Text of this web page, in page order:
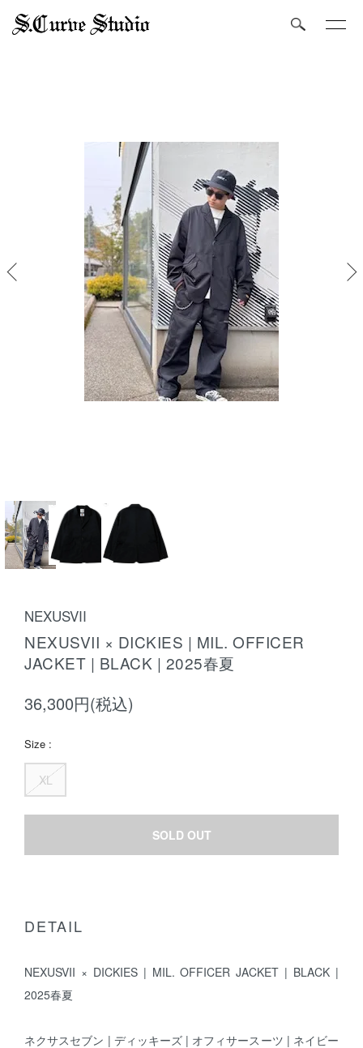
NEXUSVII
NEXUSVII × DICKIES | MIL. OFFICER
JACKET | BLACK | 2025春夏
36,300円(税込)
Size :
XL
SOLD OUT
DETAIL
NEXUSVII × DICKIES | MIL. OFFICER JACKET | BLACK |
2025春夏
ネクサスセブン | ディッキーズ | オフィサースーツ | ネイビー